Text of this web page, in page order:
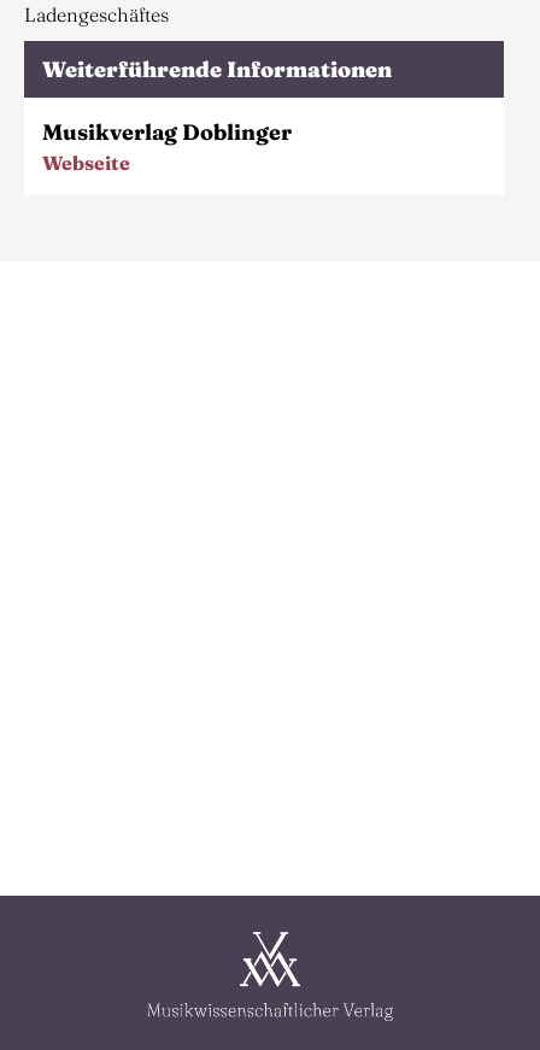
Ladengeschäftes
Weiterführende Informationen
Musikverlag Doblinger
Webseite